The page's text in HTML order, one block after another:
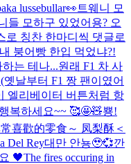
lussebullar👀 트웨니 모
들 모하구 있었어용? 오
로 칭찬 한마디씩 댓글로
붕어빵 한입 먹었냐?!
는 테나...원래 F1 차 사
날부터 F1 짱 팬이였어
엘리베이터 버튼처럼 항
복하세요~~ 🥰🤩🧸뿅!
喜歡的零食～ 凤梨酥＜
Del Rey대만 안뇽🥹💞깐
🖤The fires occuring in